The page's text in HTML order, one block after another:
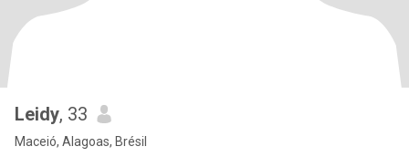
Leidy, 33
Maceió, Alagoas, Brésil